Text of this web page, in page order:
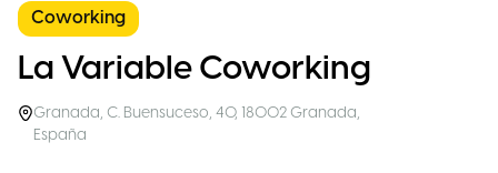
Coworking
La Variable Coworking
Granada, C. Buensuceso, 40, 18002 Granada,
España